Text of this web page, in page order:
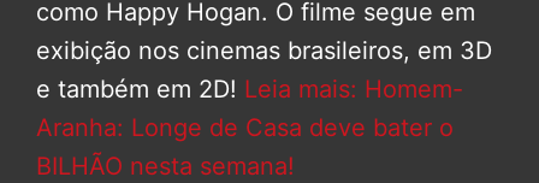
como Happy Hogan. O filme segue em
exibição nos cinemas brasileiros, em 3D
e também em 2D! Leia mais: Homem-
Aranha: Longe de Casa deve bater o
BILHÃO nesta semana!